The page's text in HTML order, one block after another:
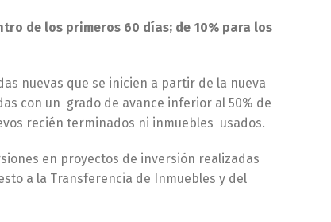
de los primeros 60 días; de 10% para los
nuevas que se inicien a partir de la nueva
con un grado de avance inferior al 50% de
recién terminados ni inmuebles usados.
en proyectos de inversión realizadas
a la Transferencia de Inmuebles y del